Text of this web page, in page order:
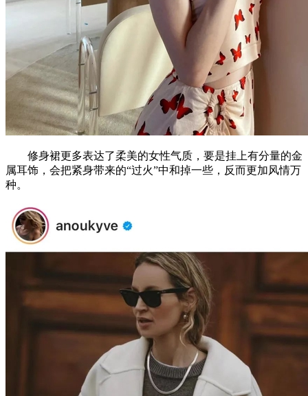
修身裙更多表达了柔美的女性气质，要是挂上有分量的金
属耳饰，会把紧身带来的“过火”中和掉一些，反而更加风情万
种。